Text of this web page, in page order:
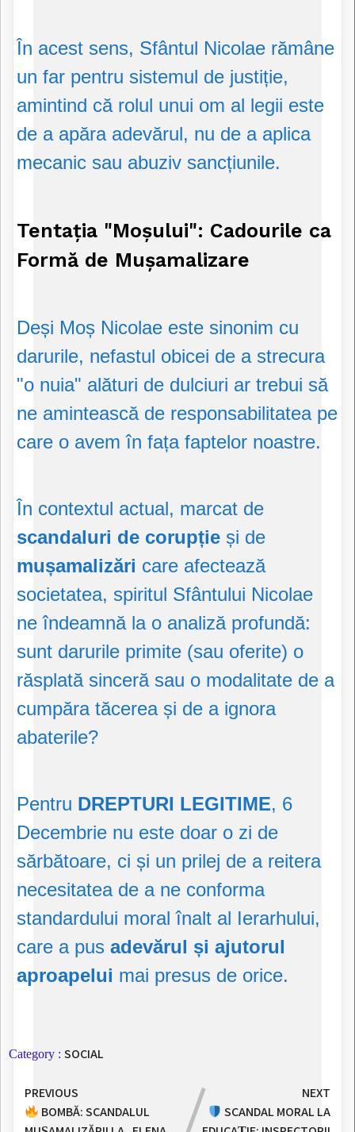
În acest sens, Sfântul Nicolae rămâne
un far pentru sistemul de justiție,
amintind că rolul unui om al legii este
de a apăra adevărul, nu de a aplica
mecanic sau abuziv sancțiunile.
Tentația "Moșului": Cadourile ca
Formă de Mușamalizare
Deși Moș Nicolae este sinonim cu
darurile, nefastul obicei de a strecura
"o nuia" alături de dulciuri ar trebui să
ne amintească de responsabilitatea pe
care o avem în fața faptelor noastre.
În contextul actual, marcat de
scandaluri de corupție și de
mușamalizări care afectează
societatea, spiritul Sfântului Nicolae
ne îndeamnă la o analiză profundă:
sunt darurile primite (sau oferite) o
răsplată sinceră sau o modalitate de a
cumpăra tăcerea și de a ignora
abaterile?
Pentru DREPTURI LEGITIME, 6
Decembrie nu este doar o zi de
sărbătoare, ci și un prilej de a reitera
necesitatea de a ne conforma
standardului moral înalt al Ierarhului,
care a pus adevărul și ajutorul
aproapelui mai presus de orice.
Category : SOCIAL
PREVIOUS
BOMBĂ: SCANDALUL
NEXT
SCANDAL MORAL LA